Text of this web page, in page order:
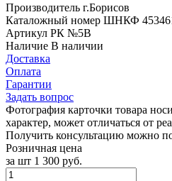
Производитель г.Борисов
Каталожный номер ШНКФ
Артикул РК №5В
Наличие В наличии
Доставка
Оплата
Гарантии
Задать вопрос
Фотография карточки товара
характер, может отличаться от
Получить консультацию можно
Розничная цена
за шт 1 300 руб.